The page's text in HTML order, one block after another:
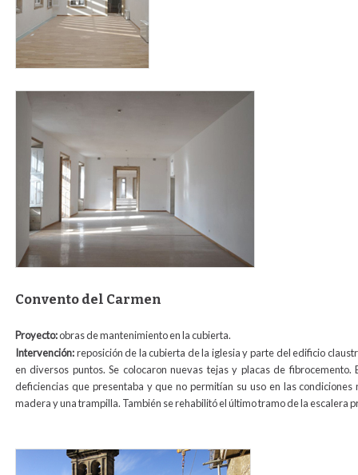
bendana3.jpg
Convento del Carmen
Proyecto:obras de mantenimiento en la cubierta.
Intervención:reposición de la cubierta de la iglesia y parte del edificio
en diversos puntos. Se colocaron nuevas tejas y placas de
deficiencias que presentaba y que no permitían su uso en las
madera y una trampilla. También se rehabilitó el último tramo de la escalera
cubierta_carmen_para_web1.jpg